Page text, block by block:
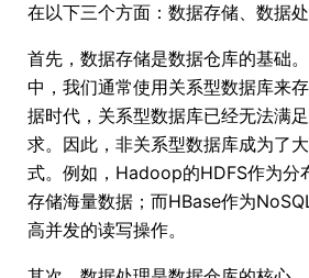
在以下三个方面：数据存储、数据处
首先，数据存储是数据仓库的基础
中，我们通常使用关系型数据库来
据时代，关系型数据库已经无法满
求。因此，非关系型数据库成为了
式。例如，Hadoop的HDFS作为分
存储海量数据；而HBase作为
高并发的读写操作。